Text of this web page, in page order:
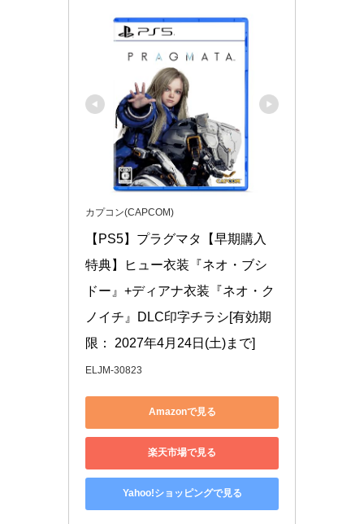
カプコン(CAPCOM)
【PS5】プラグマタ【早期購入
特典】ヒュー衣装『ネオ・ブシ
ドー』+ディアナ衣装『ネオ・ク
ノイチ』DLC印字チラシ[有効期
限： 2027年4月24日(土)まで]
ELJM-30823
Amazonで見る
楽天市場で見る
Yahoo!ショッピングで見る